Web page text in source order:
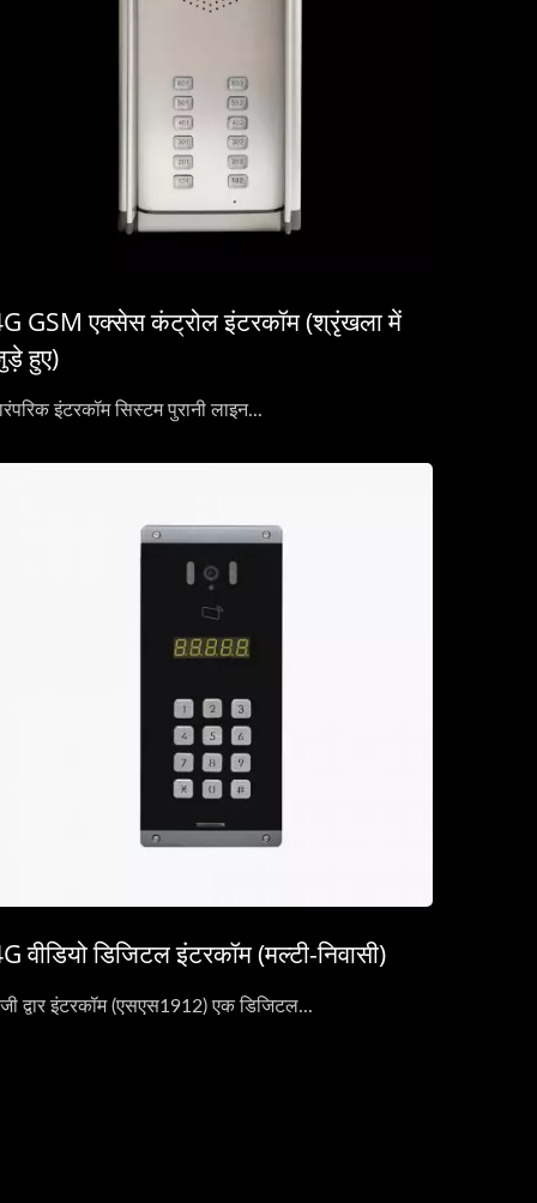
GSM एक्सेस कंट्रोल इंटरकॉम (श्रृंखला में
हुए)
इंटरकॉम सिस्टम पुरानी लाइन...
वीडियो डिजिटल इंटरकॉम (मल्टी-निवासी)
द्वार इंटरकॉम (एसएस1912) एक डिजिटल...